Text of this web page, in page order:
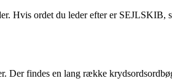
ordet du leder efter er SEJLSKIB,
findes en lang række